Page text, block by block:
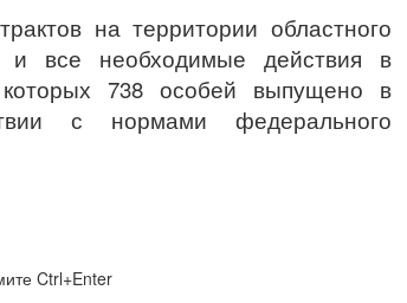
на территории областного
все необходимые действия в
738 особей выпущено в
с нормами федерального
Ctrl+Enter